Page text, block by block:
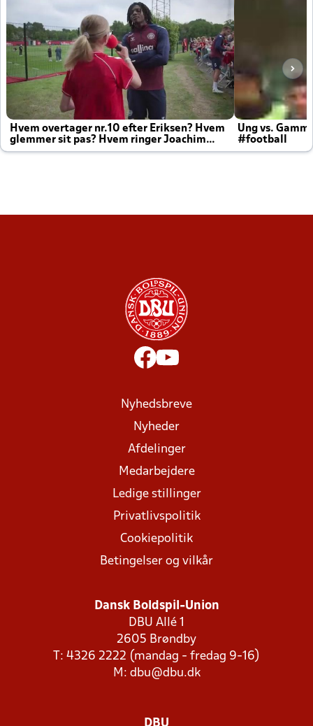
Hvem overtager nr.10 efter Eriksen? Hvem
glemmer sit pas? Hvem ringer Joachim
altid til efter kampe?
Ung vs.
#football
Nyhedsbreve
Nyheder
Afdelinger
Medarbejdere
Ledige stillinger
Privatlivspolitik
Cookiepolitik
Betingelser og vilkår
Dansk Boldspil-Union
DBU Allé 1
2605 Brøndby
T: 4326 2222 (mandag - fredag 9-16)
M: dbu@dbu.dk